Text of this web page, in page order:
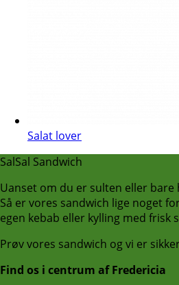
Salat lover
SalSal Sandwich
Uanset om du er sulten eller
Så er vores sandwich lige noget
egen kebab eller kylling med frisk
Prøv vores sandwich og vi er
Find os i centrum af Fredericia